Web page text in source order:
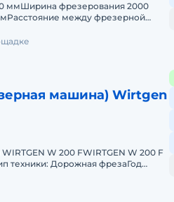
ммШирина фрезерования 2000
между фрезерной
машина) Wirtgen
W 200 FWIRTGEN W 200 F
техники: Дорожная фрезаГод